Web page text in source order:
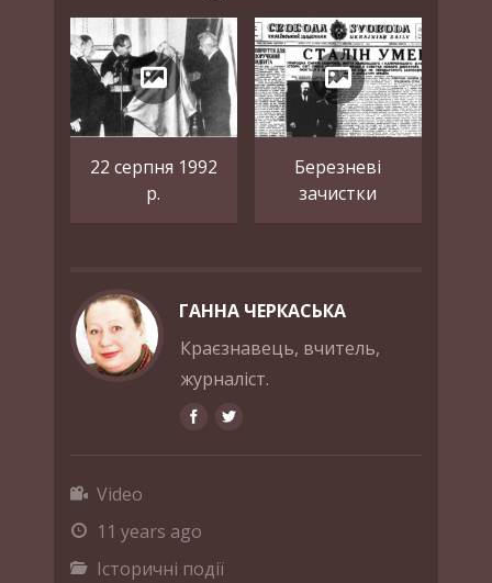
22 серпня 1992
р.
Березневі
зачистки
ГАННА ЧЕРКАСЬКА
Краєзнавець, вчитель,
журналіст.
Video
11 years ago
Історичні події